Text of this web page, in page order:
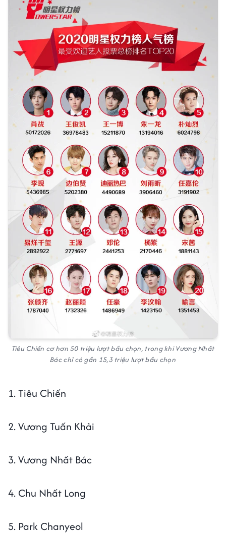
Tiêu Chiến cơ hơn 50 triệu lượt bầu chọn, trong khi Vương Nhất
Bác chỉ có gần 15,3 triệu lượt bầu chọn
1. Tiêu Chiến
2. Vương Tuấn Khải
3. Vương Nhất Bác
4. Chu Nhất Long
5. Park Chanyeol